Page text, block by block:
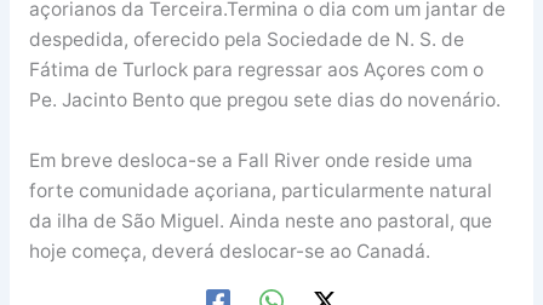
açorianos da Terceira.Termina o dia com um jantar de
despedida, oferecido pela Sociedade de N. S. de
Fátima de Turlock para regressar aos Açores com o
Pe. Jacinto Bento que pregou sete dias do novenário.
Em breve desloca-se a Fall River onde reside uma
forte comunidade açoriana, particularmente natural
da ilha de São Miguel. Ainda neste ano pastoral, que
hoje começa, deverá deslocar-se ao Canadá.